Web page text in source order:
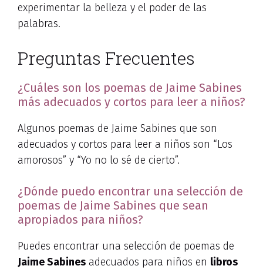
experimentar la belleza y el poder de las
palabras.
Preguntas Frecuentes
¿Cuáles son los poemas de Jaime Sabines
más adecuados y cortos para leer a niños?
Algunos poemas de Jaime Sabines que son
adecuados y cortos para leer a niños son “Los
amorosos” y “Yo no lo sé de cierto”.
¿Dónde puedo encontrar una selección de
poemas de Jaime Sabines que sean
apropiados para niños?
Puedes encontrar una selección de poemas de
Jaime Sabines adecuados para niños en libros